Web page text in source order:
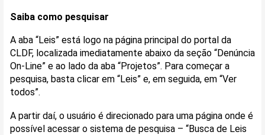
Saiba como pesquisar
A aba “Leis” está logo na página principal do portal da
CLDF, localizada imediatamente abaixo da seção “Denúncia
On-Line” e ao lado da aba “Projetos”. Para começar a
pesquisa, basta clicar em “Leis” e, em seguida, em “Ver
todos”.
A partir daí, o usuário é direcionado para uma página onde é
possível acessar o sistema de pesquisa – “Busca de Leis